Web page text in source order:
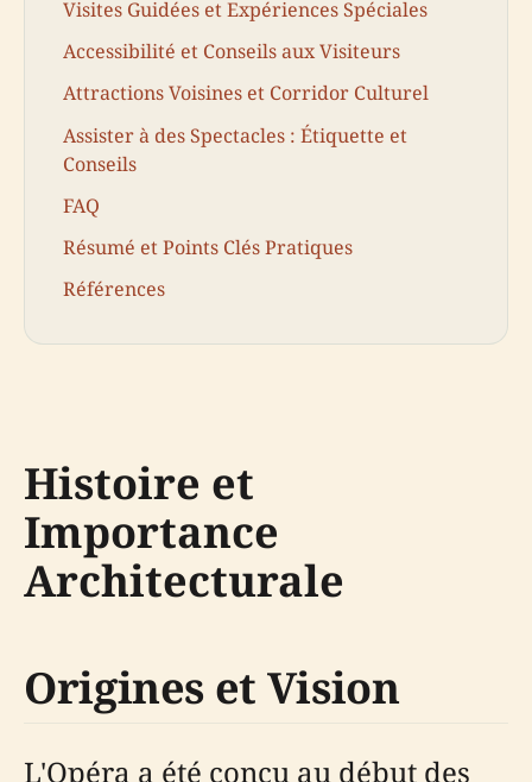
Visites Guidées et Expériences Spéciales
Accessibilité et Conseils aux Visiteurs
Attractions Voisines et Corridor Culturel
Assister à des Spectacles : Étiquette et
Conseils
FAQ
Résumé et Points Clés Pratiques
Références
Histoire et
Importance
Architecturale
Origines et Vision
L'Opéra a été conçu au début des